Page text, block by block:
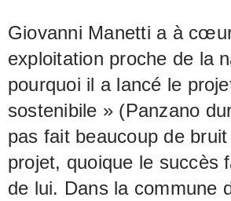
Giovanni Manetti a à
exploitation proche de la
pourquoi il a lancé le
sostenibile » (Panzano
pas fait beaucoup de
projet, quoique le succès
de lui. Dans la commune